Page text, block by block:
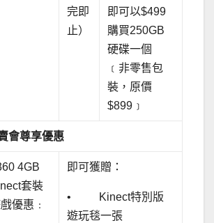
完即
止）
即可以$499
購買250GB
硬碟一個
﹝非零售包
裝，原價
$899﹞
會尊享優惠
4GB
套裝
優惠﹕
即可獲贈：
• Kinect特別版
遊玩毯一張